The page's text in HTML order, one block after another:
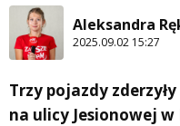
Aleksandra
2025.09.02 15:27
Trzy pojazdy
na ulicy Jesionowej w